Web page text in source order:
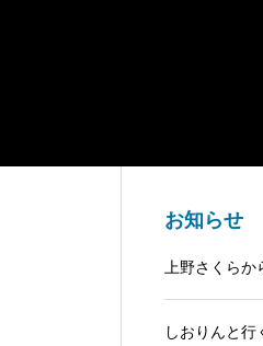
お知らせ
上野さくら
しおりんと